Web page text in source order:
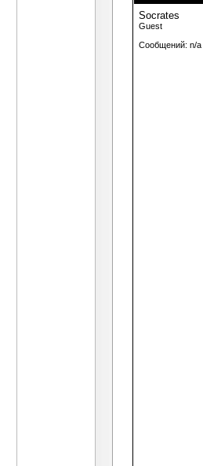
Socrates
Guest
Сообщений: n/a